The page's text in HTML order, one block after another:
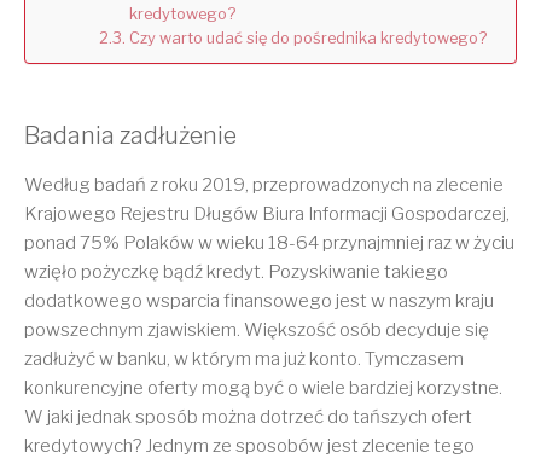
kredytowego?
Czy warto udać się do pośrednika kredytowego?
Badania zadłużenie
Według badań z roku 2019, przeprowadzonych na zlecenie
Krajowego Rejestru Długów Biura Informacji Gospodarczej,
ponad 75% Polaków w wieku 18-64 przynajmniej raz w życiu
wzięło pożyczkę bądź kredyt. Pozyskiwanie takiego
dodatkowego wsparcia finansowego jest w naszym kraju
powszechnym zjawiskiem. Większość osób decyduje się
zadłużyć w banku, w którym ma już konto. Tymczasem
konkurencyjne oferty mogą być o wiele bardziej korzystne.
W jaki jednak sposób można dotrzeć do tańszych ofert
kredytowych? Jednym ze sposobów jest zlecenie tego